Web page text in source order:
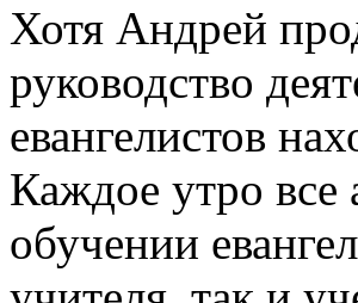
Хотя Андрей
руководство
евангелистов
Каждое утро все
обучении